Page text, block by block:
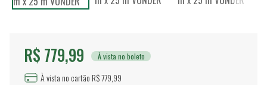
R$ 779,99 À vista no boleto
À vista no cartão R$ 779,99